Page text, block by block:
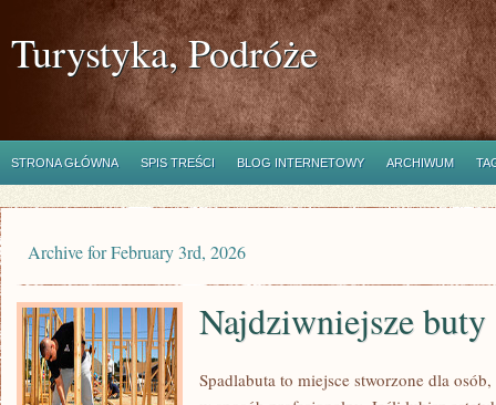
Turystyka, Podróże
STRONA GŁÓWNA SPIS TREŚCI BLOG INTERNETOWY ARCHIWUM
Archive for February 3rd, 2026
Najdziwniejsze buty
Spadlabuta to miejsce stworzone dla